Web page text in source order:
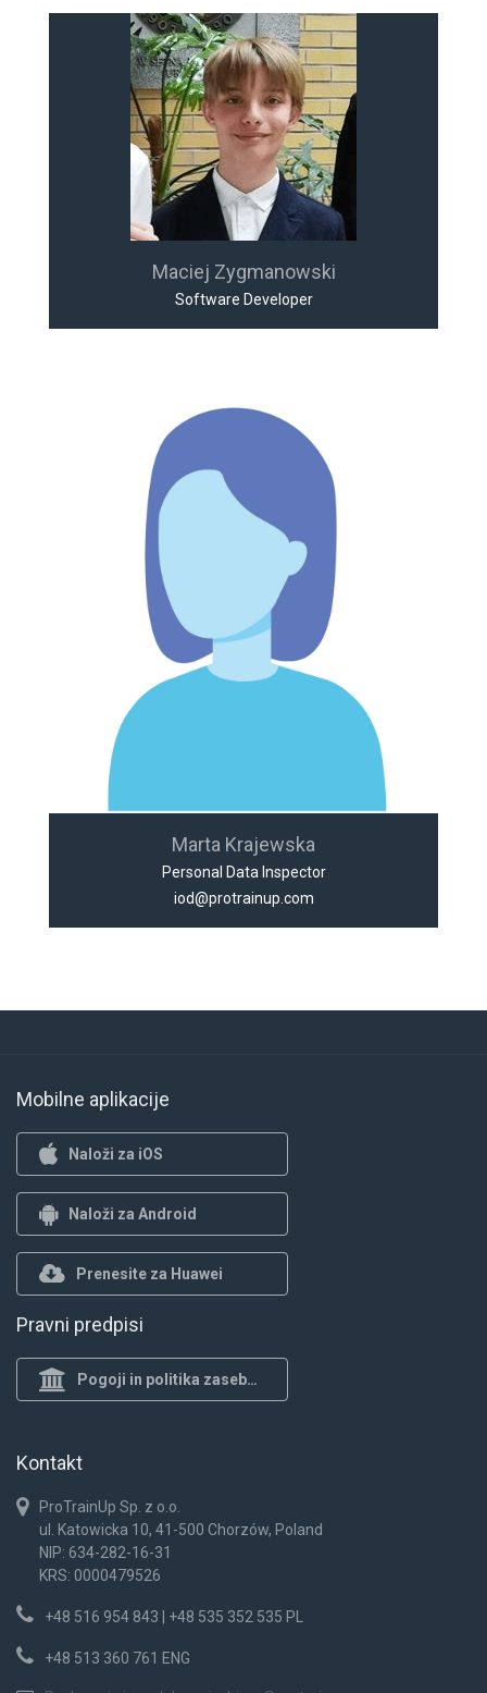
Maciej Zygmanowski
Software Developer
Marta Krajewska
Personal Data Inspector
iod@protrainup.com
Mobilne aplikacije
Naloži za iOS
Naloži za Android
Prenesite za Huawei
Pravni predpisi
Pogoji in politika zasebnosti
Kontakt
ProTrainUp Sp. z o.o.
ul. Katowicka 10, 41-500 Chorzów, Poland
NIP: 634-282-16-31
KRS: 0000479526
+48 516 954 843 | +48 535 352 535 PL
+48 513 360 761 ENG